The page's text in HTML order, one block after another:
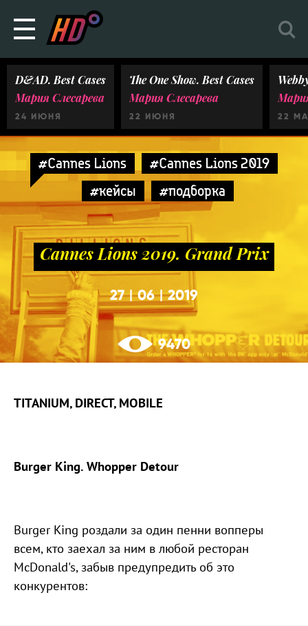
D&AD. Best Cases
Мария Слесарева
24 ИЮНЯ
The One Show. Best Cases
Мария Слесарева
22 ИЮНЯ 22
#Cannes Lions
#Cannes Lions 2019
#кейсы
#подборка
Cannes Lions 2019. Grand Prix
27|06|2019
9470
TITANIUM, DIRECT, MOBILE
Burger King. Whopper Detour
Burger King роздали за один пенни вопперы
всем, кто заехал за ним в любой ресторан
McDonald's, забыв предупредить об это
конкурентов: